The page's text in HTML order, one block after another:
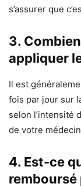
s’assurer que
3.
appliquer
Il est
fois par jour sur
selon l’intensité
de votre
4. Est-ce
remboursé